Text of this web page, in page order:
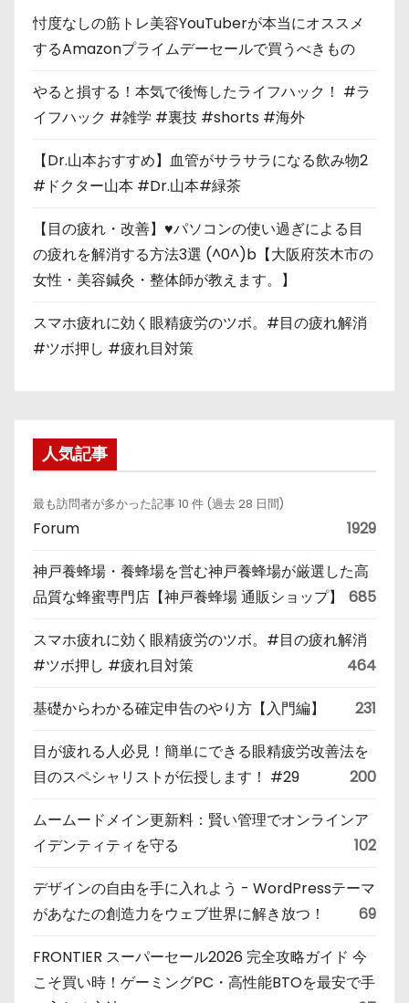
忖度なしの筋トレ美容YouTuberが本当にオススメ
するAmazonプライムデーセールで買うべきもの
やると損する！本気で後悔したライフハック！ #ラ
イフハック #雑学 #裏技 #shorts #海外
【Dr.山本おすすめ】血管がサラサラになる飲み物2
#ドクター山本 #Dr.山本#緑茶
【目の疲れ・改善】♥パソコンの使い過ぎによる目
の疲れを解消する方法3選 (^0^)b【大阪府茨木市の
女性・美容鍼灸・整体師が教えます。】
スマホ疲れに効く眼精疲労のツボ。#目の疲れ解消
#ツボ押し #疲れ目対策
人気記事
最も訪問者が多かった記事 10 件 (過去 28 日間)
Forum 1929
神戸養蜂場・養蜂場を営む神戸養蜂場が厳選した高
品質な蜂蜜専門店【神戸養蜂場 通販ショップ】
685
スマホ疲れに効く眼精疲労のツボ。#目の疲れ解消
#ツボ押し #疲れ目対策
464
基礎からわかる確定申告のやり方【入門編】 231
目が疲れる人必見！簡単にできる眼精疲労改善法を
目のスペシャリストが伝授します！ #29
200
ムームードメイン更新料：賢い管理でオンラインア
イデンティティを守る
102
デザインの自由を手に入れよう - WordPressテーマ
があなたの創造力をウェブ世界に解き放つ！
69
FRONTIER スーパーセール2026 完全攻略ガイド 今
こそ買い時！ゲーミングPC・高性能BTOを最安で手